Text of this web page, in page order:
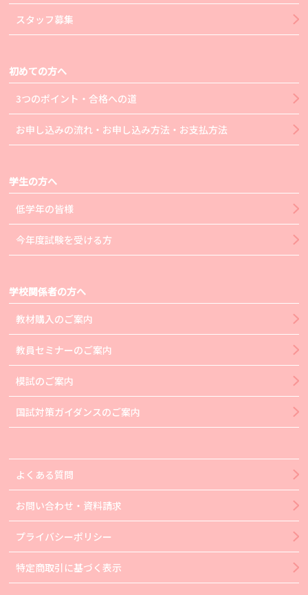
スタッフ募集
初めての方へ
3つのポイント・合格への道
お申し込みの流れ・お申し込み方法・お支払方法
学生の方へ
低学年の皆様
今年度試験を受ける方
学校関係者の方へ
教材購入のご案内
教員セミナーのご案内
模試のご案内
国試対策ガイダンスのご案内
よくある質問
お問い合わせ・資料請求
プライバシーポリシー
特定商取引に基づく表示